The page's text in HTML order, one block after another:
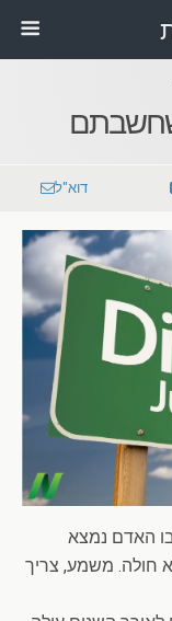
דוא"ל
האדם נמצא
חולה. משמע, צריך